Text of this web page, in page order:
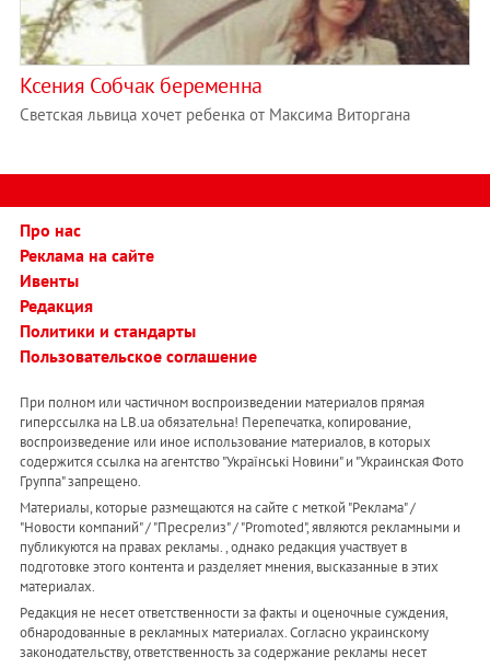
Ксения Собчак беременна
Светская львица хочет ребенка от Максима Виторгана
Про нас
Реклама на сайте
Ивенты
Редакция
Политики и стандарты
Пользовательское соглашение
При полном или частичном воспроизведении материалов прямая
гиперссылка на LB.ua обязательна! Перепечатка, копирование,
воспроизведение или иное использование материалов, в которых
содержится ссылка на агентство "Українськi Новини" и "Украинская Фото
Группа" запрещено.
Материалы, которые размещаются на сайте с меткой "Реклама" /
"Новости компаний" / "Пресрелиз" / "Promoted", являются рекламными и
публикуются на правах рекламы. , однако редакция участвует в
подготовке этого контента и разделяет мнения, высказанные в этих
материалах.
Редакция не несет ответственности за факты и оценочные суждения,
обнародованные в рекламных материалах. Согласно украинскому
законодательству, ответственность за содержание рекламы несет